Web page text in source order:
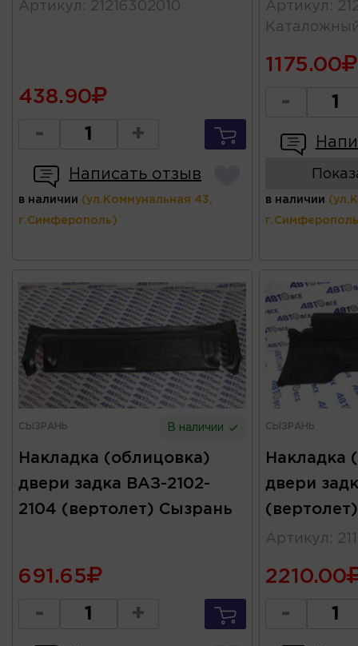
Артикул : 21216302010
438.90
- +
Написать отзыв
в наличии (ул.Коммунальная 43,
г.Симферополь)
Артикул :
1175.00
-
в наличии
СЫЗРАНЬ В наличии
Накладка (облицовка)
двери задка ВАЗ-2102-
2104 (вертолет) Сызрань
691.65
- +
СЫЗРАНЬ
Накладка
двери
Артикул :
2210.00
-